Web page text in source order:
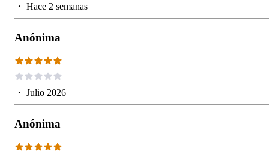
・ Hace 2 semanas
Anónima
・ Julio 2026
Anónima